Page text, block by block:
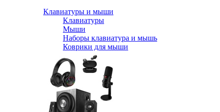
Клавиатуры и мыши
Клавиатуры
Мыши
Наборы клавиатура и мышь
Коврики для мыши